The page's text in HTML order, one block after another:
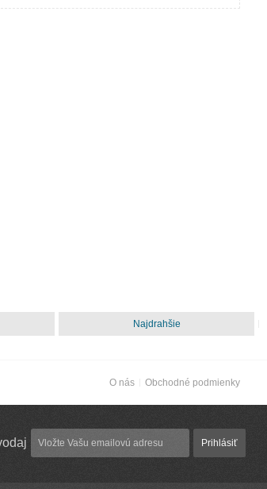
Najdrahšie
O nás Obchodné podmienky
Prihlásiť